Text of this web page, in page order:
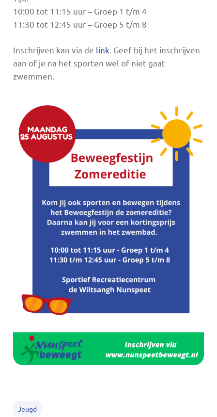
10:00 tot 11:15 uur – Groep 1 t/m 4
11:30 tot 12:45 uur – Groep 5 t/m 8
Inschrijven kan via de link . Geef bij het inschrijven
aan of je na het sporten wel of niet gaat
zwemmen.
Jeugd